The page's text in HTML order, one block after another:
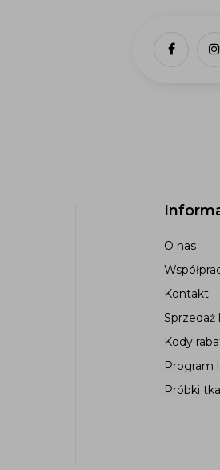
O nas
Kontakt
Sprzedaż
Kody
Program
Próbki